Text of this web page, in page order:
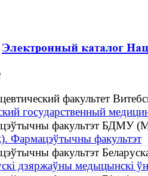
факультет
государственный
факультэт БДМУ
Фармацэўтычны факультэт
факультэт
дзяржаўны медыцынскі